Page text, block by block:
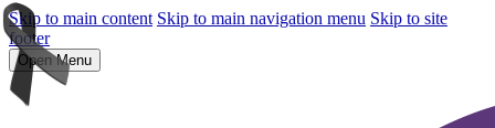
Skip to main content Skip to main navigation menu Skip to site
footer
Open Menu